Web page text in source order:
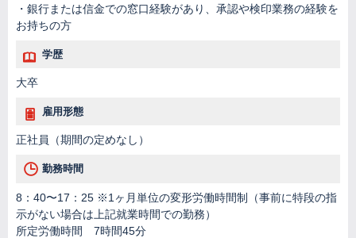
・銀行または信金での窓口経験があり、承認や検印業務の経験を
お持ちの方
学歴
大卒
雇用形態
正社員（期間の定めなし）
勤務時間
8：40〜17：25 ※1ヶ月単位の変形労働時間制（事前に特段の指
示がない場合は上記就業時間での勤務）
所定労働時間 7時間45分